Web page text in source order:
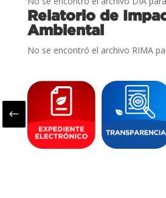
Relatorio de
Ambiental
No se encontró el archivo RIMA
#